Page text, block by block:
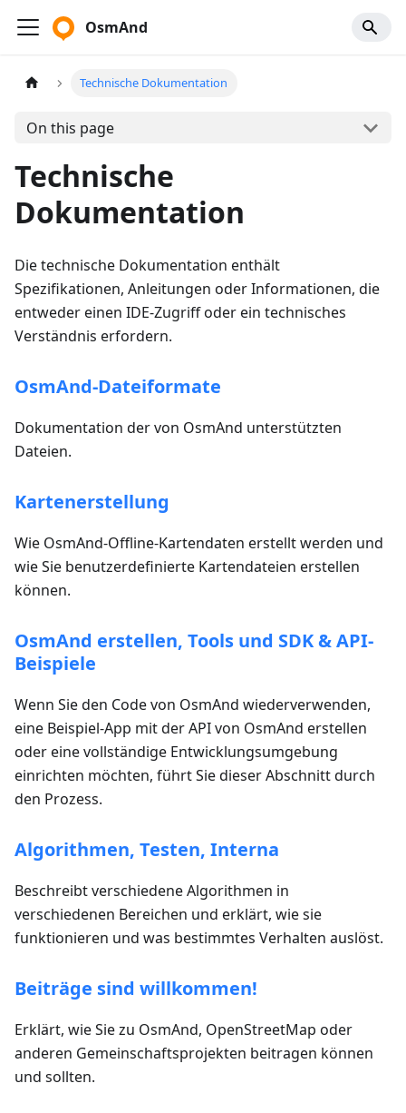
OsmAnd
Technische Dokumentation
On this page
Technische
Dokumentation
Die technische Dokumentation enthält
Spezifikationen, Anleitungen oder Informationen, die
entweder einen IDE-Zugriff oder ein technisches
Verständnis erfordern.
OsmAnd-Dateiformate
Dokumentation der von OsmAnd unterstützten
Dateien.
Kartenerstellung
Wie OsmAnd-Offline-Kartendaten erstellt werden und
wie Sie benutzerdefinierte Kartendateien erstellen
können.
OsmAnd erstellen, Tools und SDK & API-
Beispiele
Wenn Sie den Code von OsmAnd wiederverwenden,
eine Beispiel-App mit der API von OsmAnd erstellen
oder eine vollständige Entwicklungsumgebung
einrichten möchten, führt Sie dieser Abschnitt durch
den Prozess.
Algorithmen, Testen, Interna
Beschreibt verschiedene Algorithmen in
verschiedenen Bereichen und erklärt, wie sie
funktionieren und was bestimmtes Verhalten auslöst.
Beiträge sind willkommen!
Erklärt, wie Sie zu OsmAnd, OpenStreetMap oder
anderen Gemeinschaftsprojekten beitragen können
und sollten.